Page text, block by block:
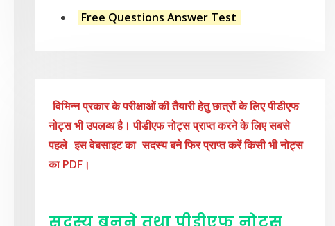
Free Questions Answer Test
विभिन्न प्रकार के परीक्षाओं की तैयारी हेतु छात्रों के लिए पीडीएफ
नोट्स भी उपलब्ध है। पीडीएफ नोट्स प्राप्त करने के लिए सबसे
पहले इस वेबसाइट का सदस्य बने फिर प्राप्त करें किसी भी नोट्स
का PDF।